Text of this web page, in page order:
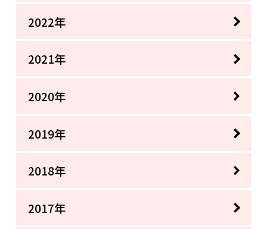
2022年
2021年
2020年
2019年
2018年
2017年